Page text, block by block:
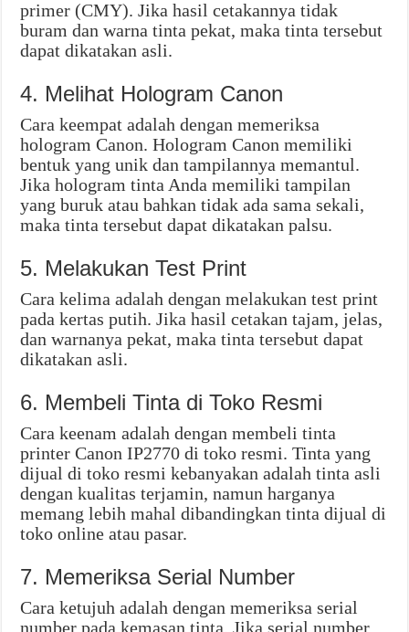
primer (CMY). Jika hasil cetakannya tidak
buram dan warna tinta pekat, maka tinta tersebut
dapat dikatakan asli.
4. Melihat Hologram Canon
Cara keempat adalah dengan memeriksa
hologram Canon. Hologram Canon memiliki
bentuk yang unik dan tampilannya memantul.
Jika hologram tinta Anda memiliki tampilan
yang buruk atau bahkan tidak ada sama sekali,
maka tinta tersebut dapat dikatakan palsu.
5. Melakukan Test Print
Cara kelima adalah dengan melakukan test print
pada kertas putih. Jika hasil cetakan tajam, jelas,
dan warnanya pekat, maka tinta tersebut dapat
dikatakan asli.
6. Membeli Tinta di Toko Resmi
Cara keenam adalah dengan membeli tinta
printer Canon IP2770 di toko resmi. Tinta yang
dijual di toko resmi kebanyakan adalah tinta asli
dengan kualitas terjamin, namun harganya
memang lebih mahal dibandingkan tinta dijual di
toko online atau pasar.
7. Memeriksa Serial Number
Cara ketujuh adalah dengan memeriksa serial
number pada kemasan tinta. Jika serial number